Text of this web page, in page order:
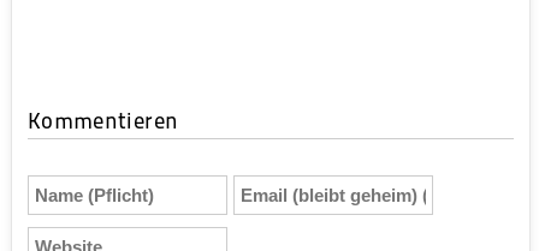
Kommentieren
Name
(Pflicht)
Email
(bleibt
Website